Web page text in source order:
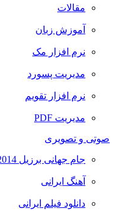
مقالات
آموزش زبان
نرم افزار مک
مدیریت پسورد
نرم افزار تقویم
مدیریت PDF
صوتی و تصویری
جام جهانی برزیل 2014
آهنگ ایرانی
دانلود فیلم ایرانی